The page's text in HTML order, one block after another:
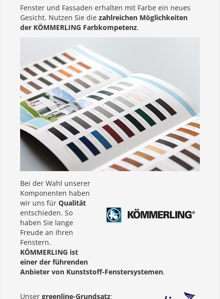
Fenster und Fassaden erhalten mit Farbe ein neues
Gesicht. Nutzen Sie die zahlreichen Möglichkeiten
der KÖMMERLING Farbkompetenz.
Bei der Wahl unserer
Komponenten haben
wir uns für Qualität
entschieden. So
haben Sie lange
Freude an Ihren
Fenstern.
KÖMMERLING ist
einer der führenden
Anbieter von Kunststoff-Fenstersystemen.
Unser greenline-Grundsatz: